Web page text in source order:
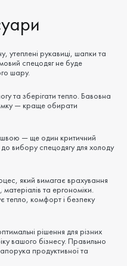
утеплені рукавиці, шапки та
спецодяг не буде
шару.
та зберігати тепло. Бавовна
— краще обирати
— ще один критичний
вибору спецодягу для холоду
який вимагає врахування
та ергономіки.
тепло, комфорт і безпеку
рішення для різних
вашого бізнесу. Правильно
продуктивної та